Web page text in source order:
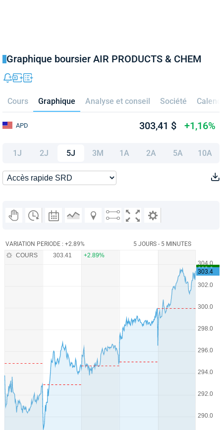
Graphique boursier AIR PRODUCTS & CHEM
Cours Graphique Analyse et conseil Société
APD 303,41 $ +1,16%
1J 2J 5J 3M 1A 2A 5A 10A
VARIATION PERIODE : +2.89% 5 JOURS - 5 MINUTES
COURS 303.41 +2.89%